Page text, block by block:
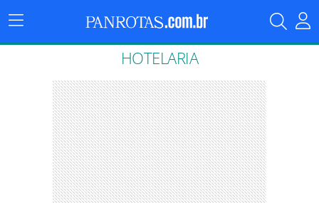
Menu
Principal
HOTELARIA